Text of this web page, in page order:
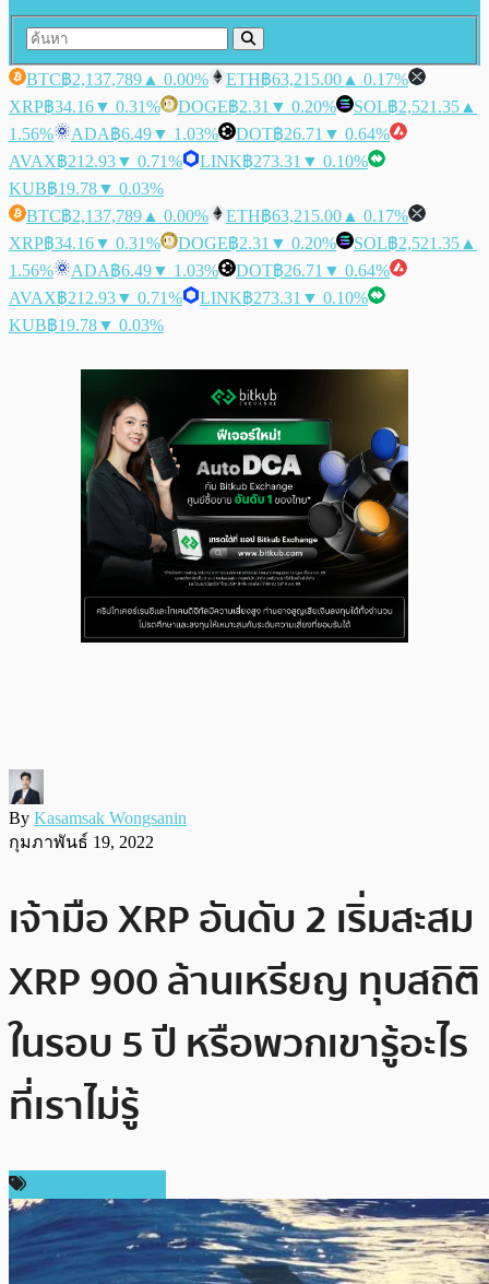
BTC฿2,137,789 ▲ 0.00% ETH฿63,215.00 ▲ 0.17%
XRP฿34.16▼ 0.31% DOGE฿2.31 ▼ 0.20% SOL฿2,521.35 ▲
1.56%
ADA฿6.49▼ 1.03% DOT฿26.71 ▼ 0.64%
AVAX฿212.93▼ 0.71% LINK฿273.31 ▼ 0.10%
KUB฿19.78▼ 0.03%
BTC฿2,137,789 ▲ 0.00% ETH฿63,215.00 ▲ 0.17%
XRP฿34.16▼ 0.31% DOGE฿2.31 ▼ 0.20% SOL฿2,521.35 ▲
1.56%
ADA฿6.49▼ 1.03% DOT฿26.71 ▼ 0.64%
AVAX฿212.93▼ 0.71% LINK฿273.31 ▼ 0.10%
KUB฿19.78▼ 0.03%
By Kasamsak Wongsanin
กุมภาพันธ์ 19, 2022
เจ้ามือ XRP อันดับ 2 เริ่มสะสม
XRP 900 ล้านเหรียญ ทุบสถิติ
ในรอบ 5 ปี หรือพวกเขารู้อะไร
ที่เราไม่รู้